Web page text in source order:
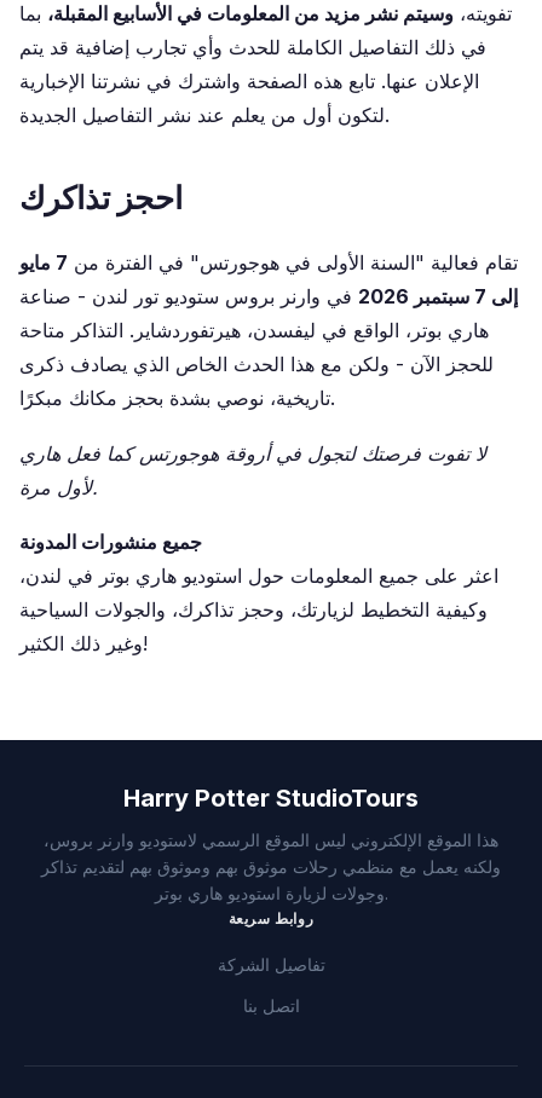
تفويته، وسيتم نشر مزيد من المعلومات في الأسابيع المقبلة، بما
في ذلك التفاصيل الكاملة للحدث وأي تجارب إضافية قد يتم
الإعلان عنها. تابع هذه الصفحة واشترك في نشرتنا الإخبارية
لتكون أول من يعلم عند نشر التفاصيل الجديدة.
احجز تذاكرك
تقام فعالية "السنة الأولى في هوجورتس" في الفترة من
7 مايو
إلى 7 سبتمبر 2026
في وارنر بروس ستوديو تور لندن - صناعة
هاري بوتر، الواقع في ليفسدن، هيرتفوردشاير. التذاكر متاحة
للحجز الآن - ولكن مع هذا الحدث الخاص الذي يصادف ذكرى
تاريخية، نوصي بشدة بحجز مكانك مبكرًا.
لا تفوت فرصتك لتجول في أروقة هوجورتس كما فعل هاري
لأول مرة.
جميع منشورات المدونة
اعثر على جميع المعلومات حول استوديو هاري بوتر في لندن،
وكيفية التخطيط لزيارتك، وحجز تذاكرك، والجولات السياحية
وغير ذلك الكثير!
Harry Potter StudioTours
هذا الموقع الإلكتروني ليس الموقع الرسمي لاستوديو وارنر بروس،
ولكنه يعمل مع منظمي رحلات موثوق بهم وموثوق بهم لتقديم تذاكر
وجولات لزيارة استوديو هاري بوتر.
روابط سريعة
تفاصيل الشركة
اتصل بنا